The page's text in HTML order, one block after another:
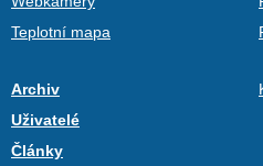
Teplotní mapa
Archiv
Uživatelé
Články